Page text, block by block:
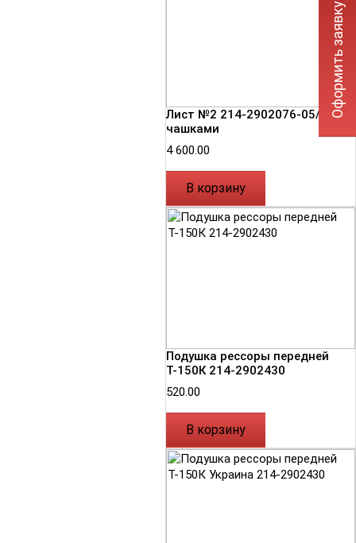
Лист №2 214-2902076-05/1 с
чашками
4 600.00
В корзину
Подушка рессоры передней
Т-150К 214-2902430
520.00
В корзину
Оформить заявку